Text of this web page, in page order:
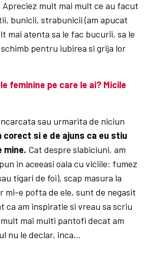
mult mai mult ce au facut
bunicii, strabunicii (am apucat
mai atenta sa le fac bucurii, sa le
pentru iubirea si grija lor
feminine pe care le ai? Micile
sau urmarita de niciun
corect si e de ajuns ca eu stiu
mine. Cat despre slabiciuni, am
in aceeasi oala cu viciile: fumez
tigari de foi), scap masura la
mi-e pofta de ele, sunt de negasit
ca am inspiratie si vreau sa scriu
mai multi pantofi decat am
nu le declar, inca…